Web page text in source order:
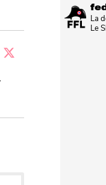
La
Le